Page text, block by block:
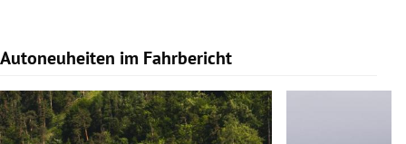
Autoneuheiten im Fahrbericht
Slide 1 von 7